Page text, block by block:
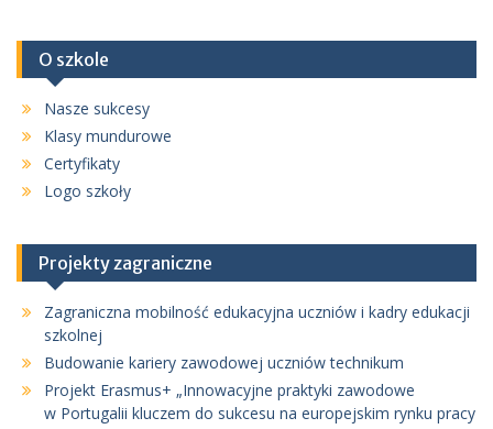
O szkole
Nasze sukcesy
Klasy mundurowe
Certyfikaty
Logo szkoły
Projekty zagraniczne
Zagraniczna mobilność edukacyjna uczniów i kadry edukacji
szkolnej
Budowanie kariery zawodowej uczniów technikum
Projekt Erasmus+ „Innowacyjne praktyki zawodowe
w Portugalii kluczem do sukcesu na europejskim rynku pracy